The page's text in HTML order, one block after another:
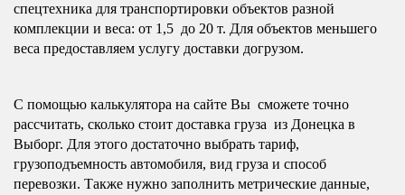
спецтехника для транспортировки объектов разной
комплекции и веса: от 1,5 до 20 т. Для объектов меньшего
веса предоставляем услугу доставки догрузом.
С помощью калькулятора на сайте Вы сможете точно
рассчитать, сколько стоит доставка груза из Донецка в
Выборг. Для этого достаточно выбрать тариф,
грузоподъемность автомобиля, вид груза и способ
перевозки. Также нужно заполнить метрические данные,